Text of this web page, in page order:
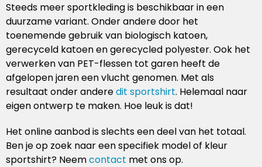
Steeds meer sportkleding is beschikbaar in een
duurzame variant. Onder andere door het
toenemende gebruik van biologisch katoen,
gerecyceld katoen en gerecycled polyester. Ook het
verwerken van PET-flessen tot garen heeft de
afgelopen jaren een vlucht genomen. Met als
resultaat onder anderedit sportshirt. Helemaal naar
eigen ontwerp te maken. Hoe leuk is dat!
Het online aanbod is slechts een deel van het totaal.
Ben je op zoek naar een specifiek model of kleur
sportshirt? Neemcontact met ons op.